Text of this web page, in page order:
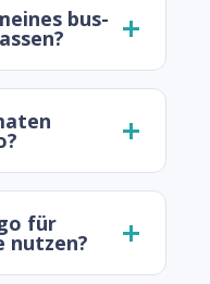
bus-
für
nutzen?